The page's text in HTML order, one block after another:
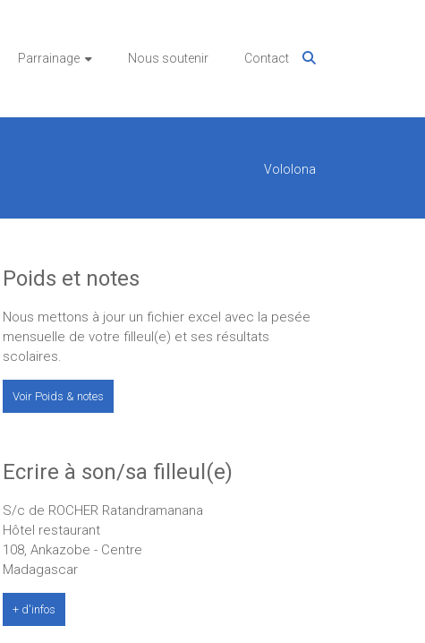
Parrainage Nous soutenir Contact
Vololona
Poids et notes
Nous mettons à jour un fichier excel avec la pesée
mensuelle de votre filleul(e) et ses résultats
scolaires.
Voir Poids & notes
Ecrire à son/sa filleul(e)
S/c de ROCHER Ratandramanana
Hôtel restaurant
108, Ankazobe - Centre
Madagascar
+ d'infos